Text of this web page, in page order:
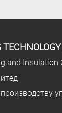
and Insulation